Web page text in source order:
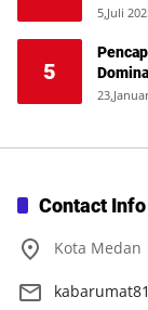
5,Juli
5
Contact Info
Kota Medan